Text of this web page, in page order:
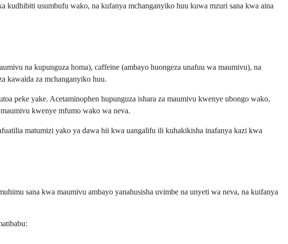
usumbufu wako, na kufanya mchanganyiko huu kuwa mzuri sana kwa aina
na kupunguza homa), caffeine (ambayo huongeza unafuu wa maumivu), na
kawaida za mchanganyiko huu.
peke yake. Acetaminophen hupunguza ishara za maumivu kwenye ubongo wako,
kwenye mfumo wako wa neva.
matumizi yako ya dawa hii kwa uangalifu ili kuhakikisha inafanya kazi kwa
sana kwa maumivu ambayo yanahusisha uvimbe na unyeti wa neva, na kuifanya